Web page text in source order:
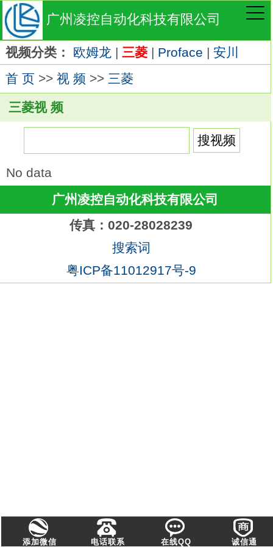
广州凌控自动化科技有限公司
视频分类： 欧姆龙 | 三菱| Proface | 安川
首 页>> 视 频 >> 三菱
三菱视 频
No data
广州凌控自动化科技有限公司
传真：020-28028239
搜索词
粤ICP备11012917号-9
添加微信 电话联系 在线QQ 诚信通